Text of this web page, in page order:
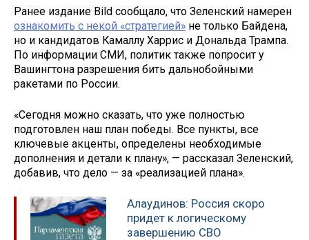
Ранее издание Bild сообщало, что Зеленский намерен
ознакомить с некой «стратегией» не только Байдена,
но и кандидатов Камаллу Харрис и Дональда Трампа.
По информации СМИ, политик также попросит у
Вашингтона разрешения бить дальнобойными
ракетами по России.
«Сегодня можно сказать, что уже полностью
подготовлен наш план победы. Все пункты, все
ключевые акценты, определены необходимые
дополнения и детали к плану», — рассказал Зеленский,
добавив, что дело — за «реализацией плана».
Алаудинов: Россия скоро
придет к логическому
завершению СВО